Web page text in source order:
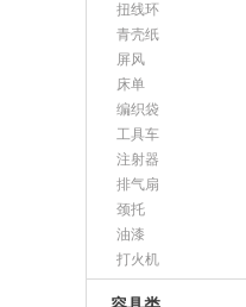
扭线环
青壳纸
屏风
床单
编织袋
工具车
注射器
排气扇
颈托
油漆
打火机